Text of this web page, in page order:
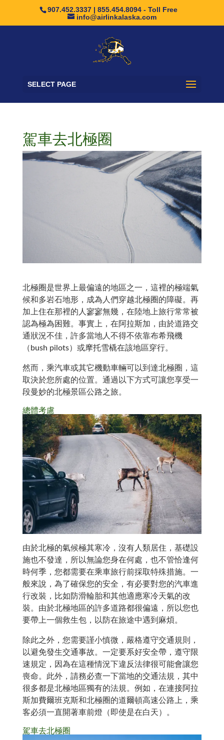
907.452.3337 | 855.454.8094 - Toll Free
info@airlinkalaska.com
SELECT PAGE
駕車去北極圈
北極圈是世界上最偏遠的地區之一，這裡的極端氣
候和多岩石地形，成為人們穿越北極圈的障礙。再
加上住在那裡的人寥寥無幾，在陸地上旅行常常被
認為極為困難。事實上，在阿拉斯加，由於道路交
通狀況不佳，許多當地人不得不依靠布希飛機
（bush pilots）或摩托雪橇在該地區穿行。
然而，乘汽車或其它機動車輛可以到達北極圈，這
取決於您所處的位置。通過以下方式可讓您享受一
段曼妙的北極景區公路之旅。
總體考慮
由於北極的氣候極其寒冷，沒有人類居住，基礎設
施也不發達，所以無論您身在何處，也不管恰逢何
時何季，您都需要在乘車旅行前採取特殊措施。一
般來說，為了確保您的安全，有必要對您的汽車進
行改裝，比如防滑輪胎和其他適應寒冷天氣的改
裝。由於北極地區的許多道路都很偏遠，所以您也
要帶上一個救生包，以防在旅途中遇到麻煩。
除此之外，您需要謹小慎微，嚴格遵守交通規則，
以避免發生交通事故。一定要系好安全帶，遵守限
速規定，因為在這種情況下違反法律很可能會讓您
喪命。此外，請務必查一下當地的交通法規，其中
很多都是北極地區獨有的法規。例如，在連接阿拉
斯加費爾班克斯和北極圈的道爾頓高速公路上，乘
客必須一直開著車前燈（即使是在白天）。
駕車去北極圈